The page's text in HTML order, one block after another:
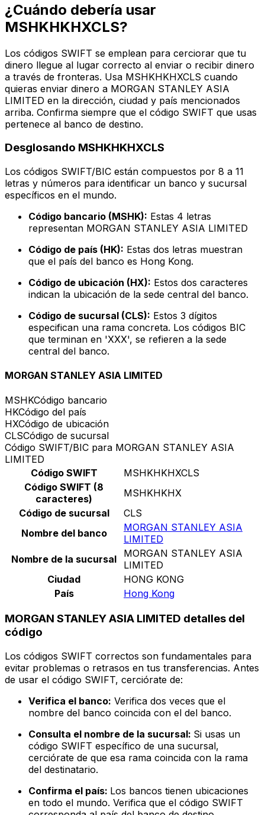
¿Cuándo debería usar
MSHKHKHXCLS?
Los códigos SWIFT se emplean para cerciorar que tu
dinero llegue al lugar correcto al enviar o recibir dinero
a través de fronteras. Usa MSHKHKHXCLS cuando
quieras enviar dinero a MORGAN STANLEY ASIA
LIMITED en la dirección, ciudad y país mencionados
arriba. Confirma siempre que el código SWIFT que usas
pertenece al banco de destino.
Desglosando MSHKHKHXCLS
Los códigos SWIFT/BIC están compuestos por 8 a 11
letras y números para identificar un banco y sucursal
específicos en el mundo.
Código bancario (MSHK): Estas 4 letras
representan MORGAN STANLEY ASIA LIMITED
Código de país (HK): Estas dos letras muestran
que el país del banco es Hong Kong.
Código de ubicación (HX): Estos dos caracteres
indican la ubicación de la sede central del banco.
Código de sucursal (CLS): Estos 3 dígitos
especifican una rama concreta. Los códigos BIC
que terminan en 'XXX', se refieren a la sede
central del banco.
MORGAN STANLEY ASIA LIMITED
MSHKCódigo bancario
HKCódigo del país
HXCódigo de ubicación
CLSCódigo de sucursal
Código SWIFT/BIC para MORGAN STANLEY ASIA
LIMITED
Código SWIFT
MSHKHKHXCLS
Código SWIFT (8
caracteres)
MSHKHKHX
Código de sucursal
CLS
Nombre del banco
MORGAN STANLEY ASIA
LIMITED
Nombre de la sucursal
MORGAN STANLEY ASIA
LIMITED
Ciudad
HONG KONG
País
Hong Kong
MORGAN STANLEY ASIA LIMITED detalles del
código
Los códigos SWIFT correctos son fundamentales para
evitar problemas o retrasos en tus transferencias. Antes
de usar el código SWIFT, cerciórate de:
Verifica el banco: Verifica dos veces que el
nombre del banco coincida con el del banco.
Consulta el nombre de la sucursal: Si usas un
código SWIFT específico de una sucursal,
cerciórate de que esa rama coincida con la rama
del destinatario.
Confirma el país: Los bancos tienen ubicaciones
en todo el mundo. Verifica que el código SWIFT